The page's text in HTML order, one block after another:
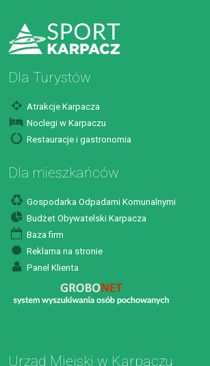
Dla Turystów
Atrakcje Karpacza
Noclegi w Karpaczu
Restauracje i gastronomia
Dla mieszkańców
Gospodarka Odpadami Komunalnymi
Budżet Obywatelski Karpacza
Baza firm
Reklama na stronie
Panel Klienta
Urząd Miejski w Karpaczu